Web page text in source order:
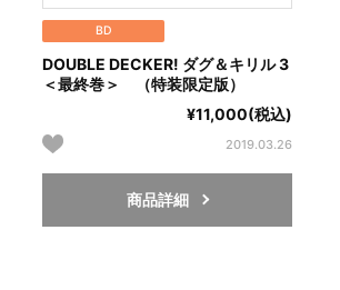
BD
DOUBLE DECKER! ダグ＆キリル 3
＜最終巻＞ （特装限定版）
¥11,000(税込)
2019.03.26
商品詳細